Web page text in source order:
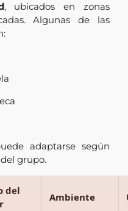
, ubicados en zonas
Algunas de las
adaptarse según
grupo.
del
Ambiente